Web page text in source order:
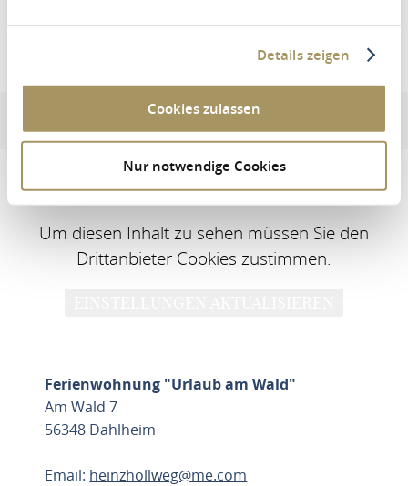
Details zeigen
Cookies zulassen
Nur notwendige Cookies
Ferienwohnung "Urlaub am Wald"
Adresse & Kontaktinformation
Um diesen Inhalt zu sehen müssen Sie den
Drittanbieter Cookies zustimmen.
Ferienwohnung "Urlaub am Wald"
Am Wald 7
56348 Dahlheim
Email: heinzhollweg@me.com